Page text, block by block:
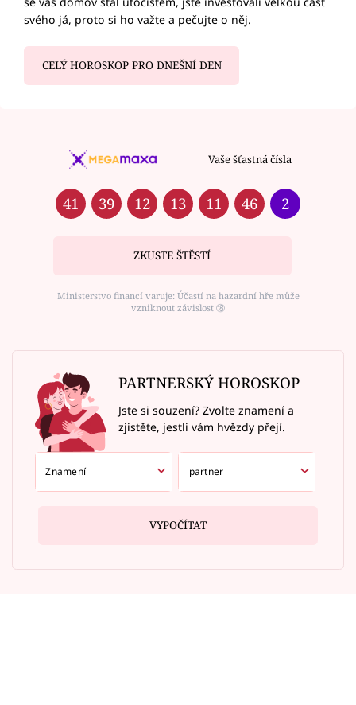
svého já, proto si ho važte a pečujte o něj.
CELÝ HOROSKOP PRO DNEŠNÍ DEN
Vaše šťastná čísla
41 39 12 13 11 46 2
ZKUSTE ŠTĚSTÍ
Ministerstvo financí varuje: Účastí na hazardní hře může
vzniknout závislost ⑱
PARTNERSKÝ HOROSKOP
Jste si souzení? Zvolte znamení a
zjistěte, jestli vám hvězdy přejí.
VYPOČÍTAT